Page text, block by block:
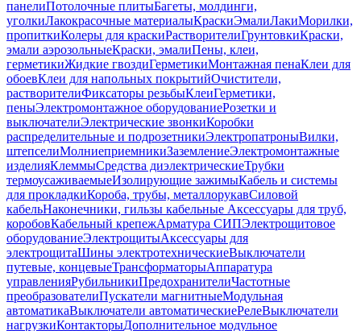
панелиПотолочные плитыБагеты, молдинги,
уголкиЛакокрасочные материалыКраскиЭмалиЛакиМорилки,
пропиткиКолеры для краскиРастворителиГрунтовкиКраски,
эмали аэрозольныеКраски, эмалиПены, клеи,
герметикиЖидкие гвоздиГерметикиМонтажная пенаКлеи для
обоевКлеи для напольных покрытийОчистители,
растворителиФиксаторы резьбыКлеиГерметики,
пеныЭлектромонтажное оборудованиеРозетки и
выключателиЭлектрические звонкиКоробки
распределительные и подрозетникиЭлектропатроныВилки,
штепселиМолниеприемникиЗаземлениеЭлектромонтажные
изделияКлеммыСредства диэлектрическиеТрубки
термоусаживаемыеИзолирующие зажимыКабель и системы
для прокладкиКороба, трубы, металлорукавСиловой
кабельНаконечники, гильзы кабельные Аксессуары для труб,
коробовКабельный крепежАрматура СИПЭлектрощитовое
оборудованиеЭлектрощитыАксессуары для
электрощитаШины электротехническиеВыключатели
путевые, концевыеТрансформаторыАппаратура
управленияРубильникиПредохранителиЧастотные
преобразователиПускатели магнитныеМодульная
автоматикаВыключатели автоматическиеРелеВыключатели
нагрузкиКонтакторыДополнительное модульное